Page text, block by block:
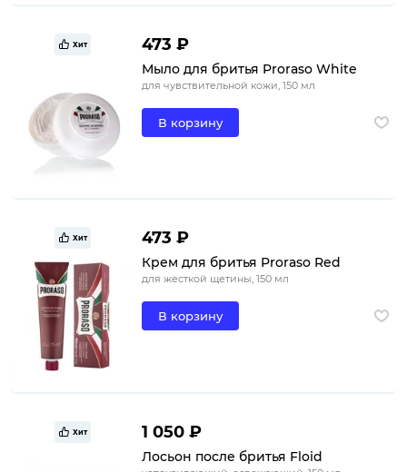
Хит 473 ₽
Мыло для бритья Proraso White
для чувствительной кожи, 150 мл
В корзину
Хит 473 ₽
Крем для бритья Proraso Red
для жесткой щетины, 150 мл
В корзину
Хит 1 050 ₽
Лосьон после бритья Floid